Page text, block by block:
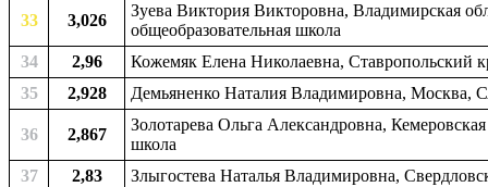
33 3,026
Зуева Виктория Викторовна, Владимирская
общеобразовательная школа
34
2,96
Кожемяк Елена Николаевна, Ставропольский
35
2,928 Демьяненко Наталия Владимировна,
36 2,867
Золотарева Ольга Александровна,
школа
37
2,83
Злыгостева Наталья Владимировна,